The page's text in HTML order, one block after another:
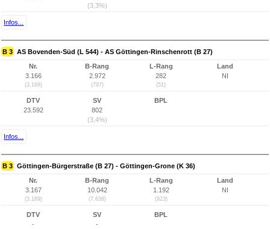
(3,3%)
Infos...
B 3 AS Bovenden-Süd (L 544) - AS Göttingen-Rinschenrott (B 27)
Nr.
3.166
(3.168)
B-Rang
2.972
(797)
L-Rang
282
(51)
Land
NI
DTV
23.592
SV
802
(3,4%)
BPL
Infos...
B 3 Göttingen-Bürgerstraße (B 27) - Göttingen-Grone (K 36)
Nr.
3.167
(3.169)
B-Rang
10.042
(7.638)
L-Rang
1.192
(923)
Land
NI
DTV
-
SV
-
BPL